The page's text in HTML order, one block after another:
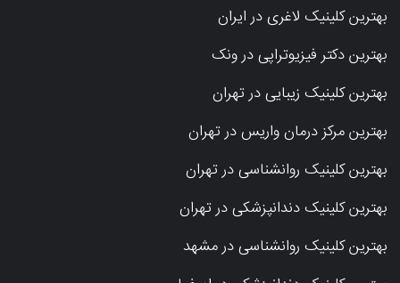
بهترین کلینیک لاغری در ایران
بهترین دکتر فیزیوتراپی در ونک
بهترین کلینیک زیبایی در تهران
بهترین مرکز درمان واریس در تهران
بهترین کلینیک روانشناسی در تهران
بهترین کلینیک دندانپزشکی در تهران
بهترین کلینیک روانشناسی در مشهد